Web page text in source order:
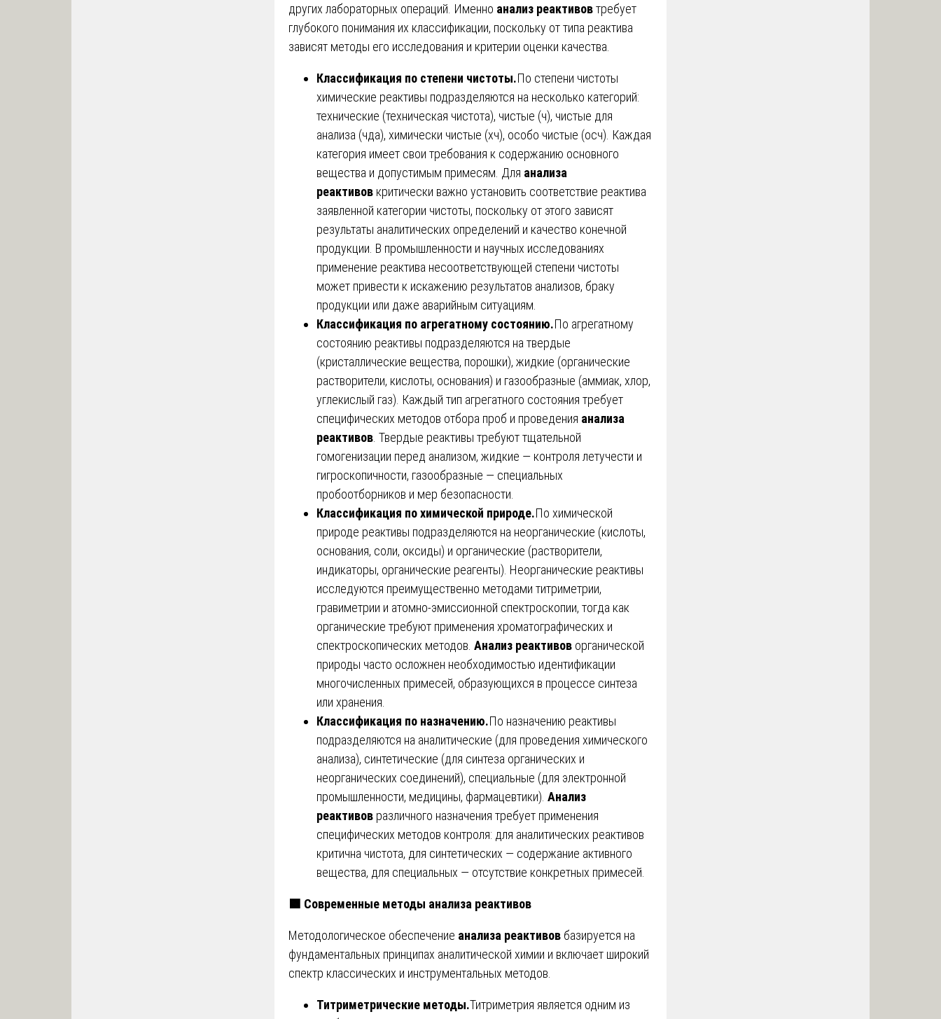
других лабораторных операций. Именно анализ реактивовтребует
глубокого понимания их классификации, поскольку от типа реактива
зависят методы его исследования и критерии оценки качества.
Классификация по степени чистоты.По степени чистоты
химические реактивы подразделяются на несколько категорий:
технические (техническая чистота), чистые (ч), чистые для
анализа (чда), химически чистые (хч), особо чистые (осч). Каждая
категория имеет свои требования к содержанию основного
вещества и допустимым примесям. Для анализа
реактивов критически важно установить соответствие реактива
заявленной категории чистоты, поскольку от этого зависят
результаты аналитических определений и качество конечной
продукции. В промышленности и научных исследованиях
применение реактива несоответствующей степени чистоты
может привести к искажению результатов анализов, браку
продукции или даже аварийным ситуациям.
Классификация по агрегатному состоянию.По агрегатному
состоянию реактивы подразделяются на твердые
(кристаллические вещества, порошки), жидкие (органические
растворители, кислоты, основания) и газообразные (аммиак, хлор,
углекислый газ). Каждый тип агрегатного состояния требует
специфических методов отбора проб и проведения анализа
реактивов . Твердые реактивы требуют тщательной
гомогенизации перед анализом, жидкие — контроля летучести и
гигроскопичности, газообразные — специальных
пробоотборников и мер безопасности.
Классификация по химической природе.По химической
природе реактивы подразделяются на неорганические (кислоты,
основания, соли, оксиды) и органические (растворители,
индикаторы, органические реагенты). Неорганические реактивы
исследуются преимущественно методами титриметрии,
гравиметрии и атомно-эмиссионной спектроскопии, тогда как
органические требуют применения хроматографических и
спектроскопических методов. Анализ реактивов органической
природы часто осложнен необходимостью идентификации
многочисленных примесей, образующихся в процессе синтеза
или хранения.
Классификация по назначению.По назначению реактивы
подразделяются на аналитические (для проведения химического
анализа), синтетические (для синтеза органических и
неорганических соединений), специальные (для электронной
промышленности, медицины, фармацевтики). Анализ
реактивов различного назначения требует применения
специфических методов контроля: для аналитических реактивов
критична чистота, для синтетических — содержание активного
вещества, для специальных — отсутствие конкретных примесей.
🟩 Современные методы анализа реактивов
Методологическое обеспечение анализа реактивов базируется на
фундаментальных принципах аналитической химии и включает широкий
спектр классических и инструментальных методов.
Титриметрические методы.Титриметрия является одним из